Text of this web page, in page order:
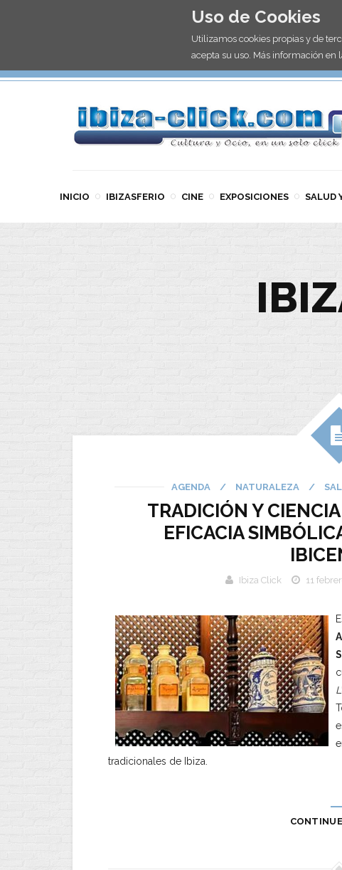
Uso de Cookies
Utilizamos cookies propias y de
acepta su uso. Más información en
INICIO IBIZASFERIO CINE EXPOSICIONES SALUD
AGENDA / NATURALEZA /
TRADICIÓN Y
EFICACIA
Ibiza Click 11
tradicionales de Ibiza.